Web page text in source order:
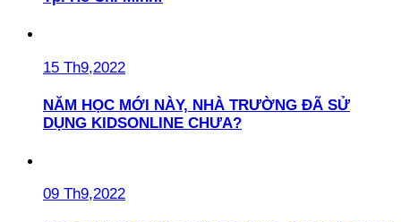
15 Th9,2022
NĂM HỌC MỚI NÀY, NHÀ TRƯỜNG ĐÃ SỬ
DỤNG KIDSONLINE CHƯA?
09 Th9,2022